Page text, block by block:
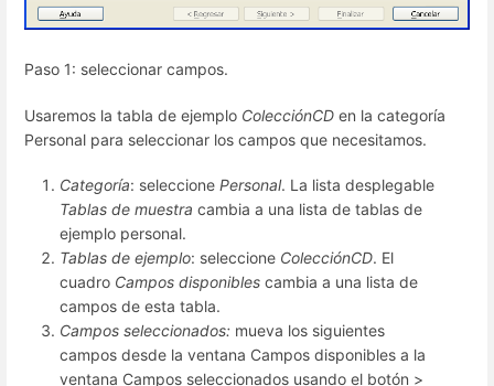
Paso 1: seleccionar campos.
Usaremos la tabla de ejemplo ColecciónCD en la categoría
Personal para seleccionar los campos que necesitamos.
Categoría: seleccione Personal. La lista desplegable
Tablas de muestra cambia a una lista de tablas de
ejemplo personal.
Tablas de ejemplo: seleccione ColecciónCD. El
cuadro Campos disponibles cambia a una lista de
campos de esta tabla.
Campos seleccionados: mueva los siguientes
campos desde la ventana Campos disponibles a la
ventana Campos seleccionados usando el botón >